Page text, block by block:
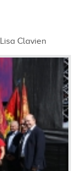
Clavien